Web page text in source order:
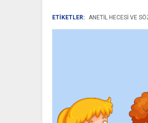
ETİKETLER: ANETİL HECESI VE